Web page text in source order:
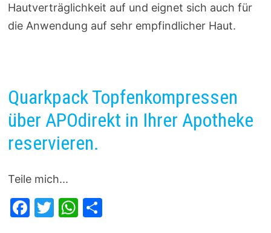
Hautverträglichkeit auf und eignet sich auch für
die Anwendung auf sehr empfindlicher Haut.
Quarkpack Topfenkompressen
über APOdirekt in Ihrer Apotheke
reservieren.
Teile mich...
F T W T